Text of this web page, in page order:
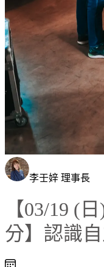
李壬㛙 理事長
【03/19 (
分】認識